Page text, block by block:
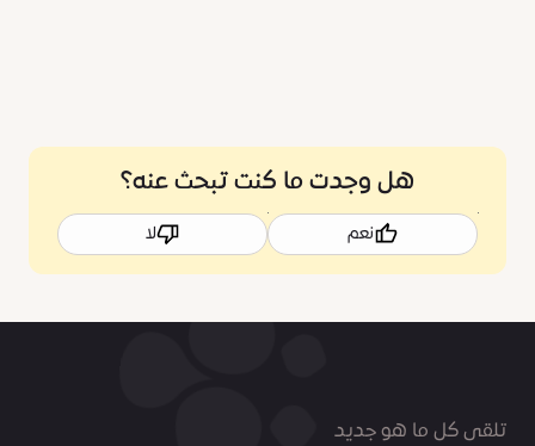
هل وجدت ما كنت تبحث عنه؟
نعم لا
تلقى كل ما هو جديد